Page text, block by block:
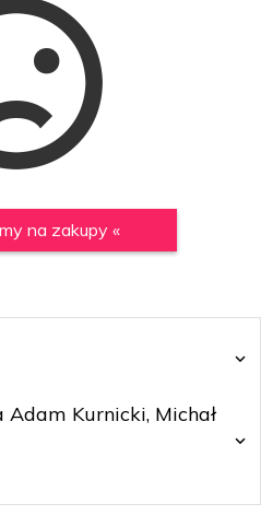
na zakupy «
Adam Kurnicki, Michał